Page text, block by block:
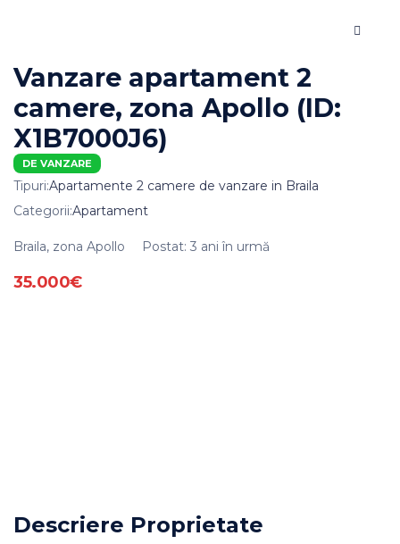
Vanzare apartament 2
camere, zona Apollo (ID:
X1B7000J6)
DE VANZARE
Tipuri:Apartamente 2 camere de vanzare in Braila
Categorii:Apartament
Braila, zona Apollo Postat: 3 ani în urmă
35.000€
Descriere Proprietate